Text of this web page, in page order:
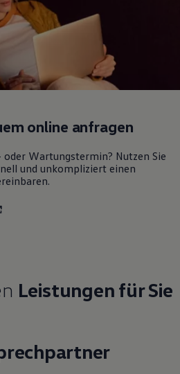
online anfragen
oder Wartungstermin? Nutzen Sie
und unkompliziert einen
Leistungen für Sie